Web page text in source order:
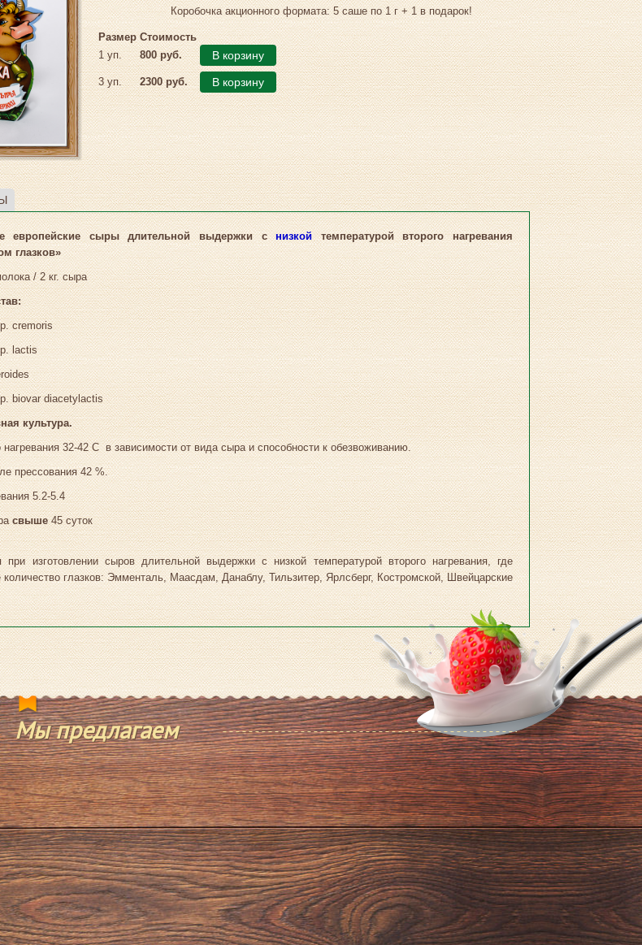
Коробочка акционного формата: 5 саше по 1 г + 1 в подарок!
РазмерСтоимость
1 уп.
800 руб. В корзину
3 уп. 2300 руб. В корзину
европейские сырыдлительнойвыдержки снизкойтемпературой второго нагревания
глазков»
/ 2 кг. сыра
cremoris
lactis
biovar diacetylactis
культура.
нагревания 32-42 С в зависимости от вида сыра и способности к обезвоживанию.
прессования 42 %.
5.2-5.4
свыше45 суток
изготовлении сыров длительной выдержки с низкой температурой второго нагревания, где
количество глазков: Эмменталь, Маасдам, Данаблу, Тильзитер, Ярлсберг, Костромской, Швейцарские
Мы предлагаем